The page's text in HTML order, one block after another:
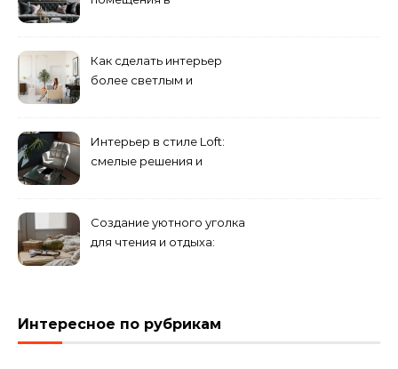
направлений для создания
уникального комплекса
Как сделать интерьер
более светлым и
помещения
Интерьер в стиле Loft:
смелые решения и
Создание уютного уголка
для чтения и отдыха:
Интересное по рубрикам